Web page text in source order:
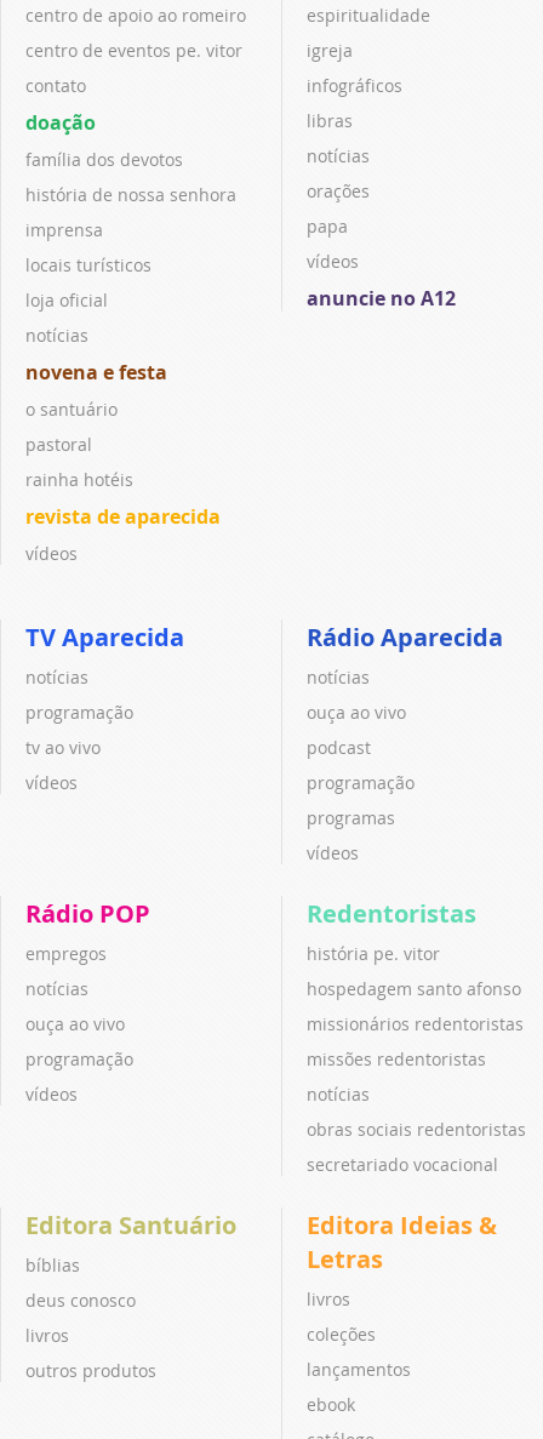
centro de apoio ao romeiro
centro de eventos pe. vitor
contato
doação
família dos devotos
história de nossa senhora
imprensa
locais turísticos
loja oficial
notícias
novena e festa
o santuário
pastoral
rainha hotéis
revista de aparecida
vídeos
espiritualidade
igreja
infográficos
libras
notícias
orações
papa
vídeos
anuncie no A12
TV Aparecida
notícias
programação
tv ao vivo
vídeos
Rádio Aparecida
notícias
ouça ao vivo
podcast
programação
programas
vídeos
Rádio POP
empregos
notícias
ouça ao vivo
programação
vídeos
Redentoristas
história pe. vitor
hospedagem santo afonso
missionários redentoristas
missões redentoristas
notícias
obras sociais redentoristas
secretariado vocacional
Editora Santuário
bíblias
deus conosco
livros
outros produtos
Editora Ideias &
Letras
livros
coleções
lançamentos
ebook